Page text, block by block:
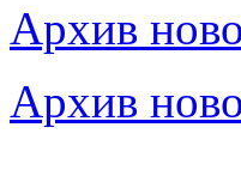
Архив
Архив